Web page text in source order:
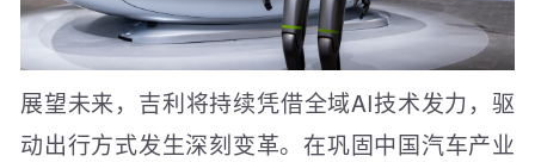
展望未来，吉利将持续凭借全域AI技术发力，驱
动出行方式发生深刻变革。在巩固中国汽车产业